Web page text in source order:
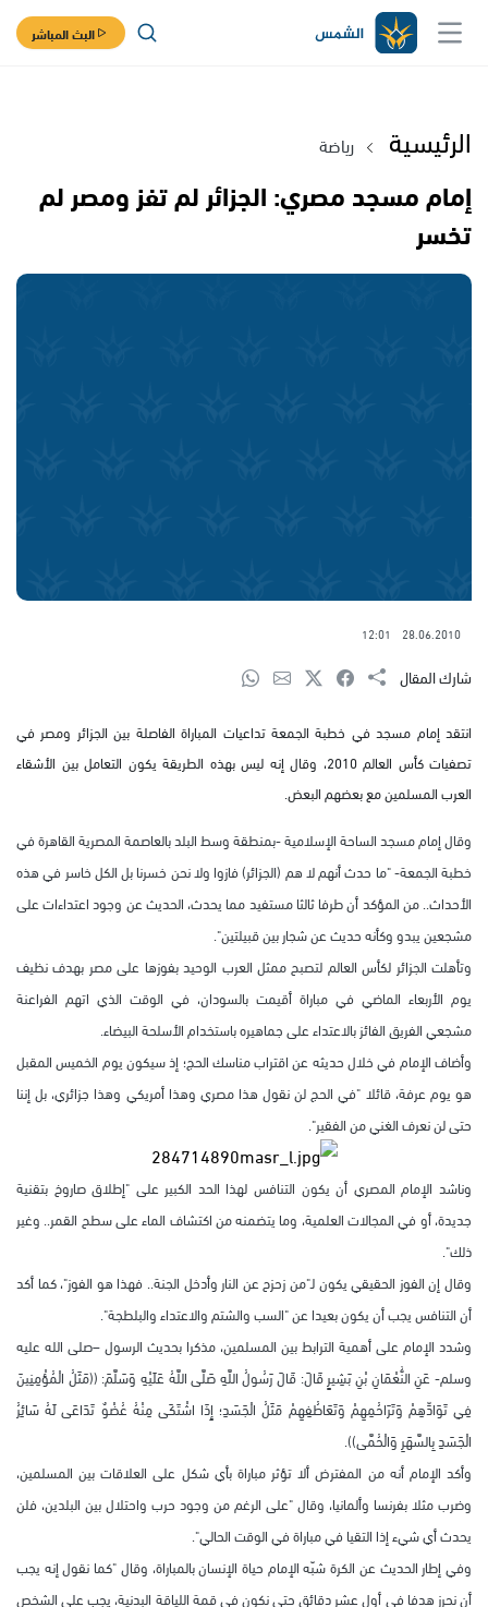
البث المباشر
الرئيسية رياضة
إمام مسجد مصري: الجزائر لم تفز ومصر لم
تخسر
28.06.2010
12:01
شارك المقال
انتقد إمام مسجد في خطبة الجمعة تداعيات المباراة الفاصلة بين الجزائر ومصر في
تصفيات كأس العالم 2010، وقال إنه ليس بهذه الطريقة يكون التعامل بين الأشقاء
العرب المسلمين مع بعضهم البعض.
وقال إمام مسجد الساحة الإسلامية -بمنطقة وسط البلد بالعاصمة المصرية القاهرة في
خطبة الجمعة- "ما حدث أنهم لا هم (الجزائر) فازوا ولا نحن خسرنا بل الكل خاسر في هذه
الأحداث.. من المؤكد أن طرفا ثالثا مستفيد مما يحدث، الحديث عن وجود اعتداءات على
مشجعين يبدو وكأنه حديث عن شجار بين قبيلتين".
وتأهلت الجزائر لكأس العالم لتصبح ممثل العرب الوحيد بفوزها على مصر بهدف نظيف
يوم الأربعاء الماضي في مباراة أقيمت بالسودان، في الوقت الذي اتهم الفراعنة
مشجعي الفريق الفائز بالاعتداء على جماهيره باستخدام الأسلحة البيضاء.
وأضاف الإمام في خلال حديثه عن اقتراب مناسك الحج؛ إذ سيكون يوم الخميس المقبل
هو يوم عرفة، قائلا "في الحج لن نقول هذا مصري وهذا أمريكي وهذا جزائري، بل إننا
حتى لن نعرف الغني من الفقير".
وناشد الإمام المصري أن يكون التنافس لهذا الحد الكبير على "إطلاق صاروخ بتقنية
جديدة، أو في المجالات العلمية، وما يتضمنه من اكتشاف الماء على سطح القمر.. وغير
ذلك".
وقال إن الفوز الحقيقي يكون لـ"من زحزح عن النار وأدخل الجنة.. فهذا هو الفوز"، كما أكد
أن التنافس يجب أن يكون بعيدا عن "السب والشتم والاعتداء والبلطجة".
وشدد الإمام على أهمية الترابط بين المسلمين، مذكرا بحديث الرسول –صلى الله عليه
وسلم- عَنِ النُّعْمَانِ بْنِ بَشِيرٍ قَالَ: قَالَ رَسُولُ اللَّهِ صَلَّى اللَّهُ عَلَيْهِ وَسَلَّمَ: ((مَثَلُ الْمُؤْمِنِينَ
فِي تَوَادِّهِمْ وَتَرَاحُمِهِمْ وَتَعَاطُفِهِمْ مَثَلُ الْجَسَدِ؛ إِذَا اشْتَكَى مِنْهُ عُضْوٌ تَدَاعَى لَهُ سَائِرُ
الْجَسَدِ بِالسَّهَرِ وَالْحُمَّى)).
وأكد الإمام أنه من المفترض ألا تؤثر مباراة بأي شكل على العلاقات بين المسلمين،
وضرب مثلا بفرنسا وألمانيا، وقال "على الرغم من وجود حرب واحتلال بين البلدين، فلن
يحدث أي شيء إذا التقيا في مباراة في الوقت الحالي".
وفي إطار الحديث عن الكرة شبّه الإمام حياة الإنسان بالمباراة، وقال "كما نقول إنه يجب
أن نحرز هدفا في أول عشر دقائق حتى نكون في قمة اللياقة البدنية، يجب على الشخص